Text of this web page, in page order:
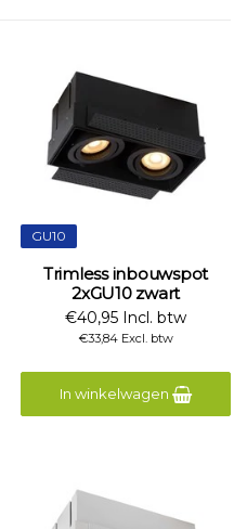
GU10
Trimless inbouwspot
2xGU10 zwart
€40,95 Incl. btw
€33,84 Excl. btw
In winkelwagen